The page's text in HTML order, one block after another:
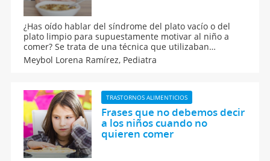
¿Has oído hablar del síndrome del plato vacío o del
plato limpio para supuestamente motivar al niño a
comer? Se trata de una técnica que utilizaban
nuestras abuelas con nosotros y que sin querer
estamos transmitiendo a nuestro hijos sin conocer las
Meybol Lorena Ramírez, Pediatra
TRASTORNOS ALIMENTICIOS
Frases que no debemos decir
a los niños cuando no
quieren comer